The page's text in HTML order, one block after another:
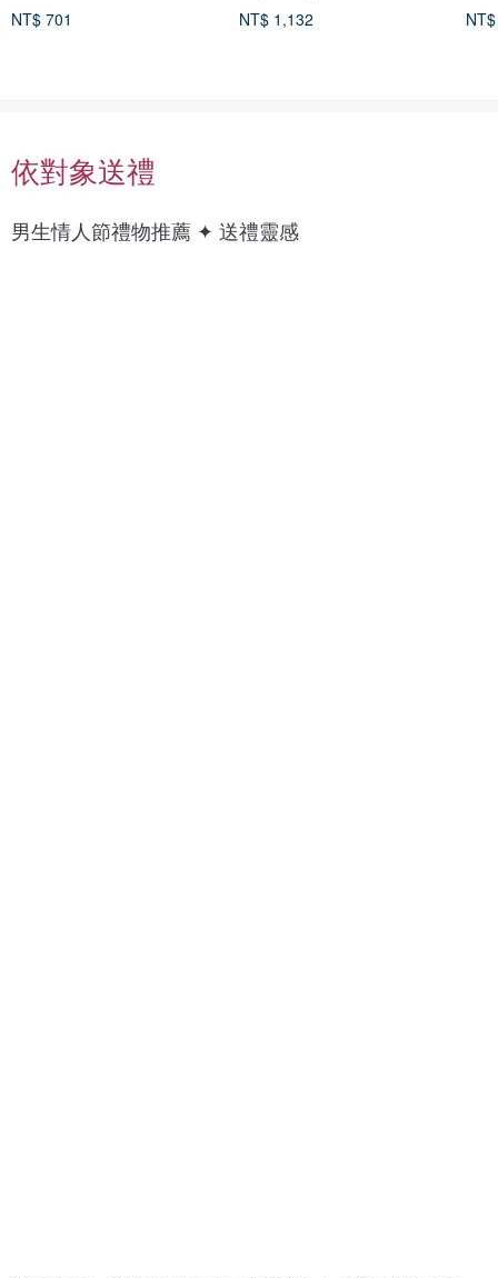
NT$ 701
NT$ 1,132
依對象送禮
男生情人節禮物推薦 ✦ 送禮靈感
上
科